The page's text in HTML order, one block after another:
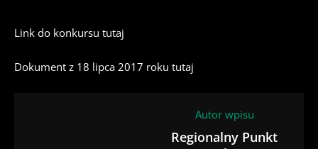
Link do konkursu tutaj
Dokument z 18 lipca 2017 roku tutaj
Autor wpisu
Regionalny Punkt